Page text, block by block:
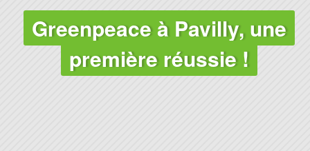
Greenpeace à Pavilly, une
première réussie !